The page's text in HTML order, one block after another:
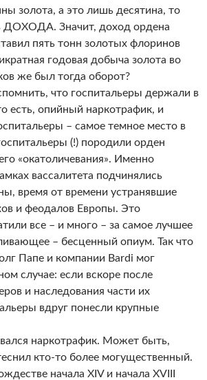
золота, а это лишь десятина, то
ДОХОДА. Значит, доход ордена
пять тонн золотых флоринов
годовая добыча золота во
же был тогда оборот?
что госпитальеры держали в
есть, опийный наркотрафик, и
– самое темное место в
(!) породили орден
«окатоличевания». Именно
вассалитета подчинялись
время от времени устранявшие
и феодалов Европы. Это
все – и много – за самое лучшее
– бесценный опиум. Так что
Папе и компании Bardi мог
случае: если вскоре после
и наследования части их
вдруг понесли крупные
наркотрафик. Может быть,
кто-то более могущественный.
начала XIV и начала XVIII